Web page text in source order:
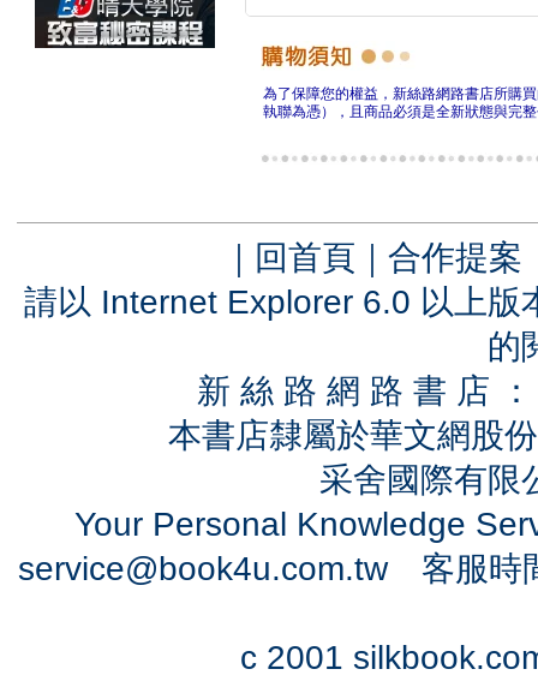
為了保障您的權益，新絲路網路書店所購
執聯為憑），且商品必須是全新狀態與完
｜ 回首頁 ｜ 合作提案
請以 Internet Explorer 6.0 以上
的
新 絲 路 網 路 書 店
本書店隸屬於華文網股
采舍國際有
Your Personal Knowledge
service@book4u.com.tw客服時
c 2001